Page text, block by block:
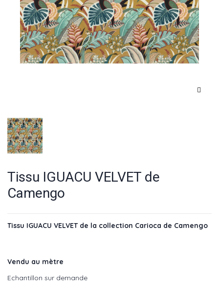
Tissu IGUACU VELVET de
Camengo
Tissu IGUACU VELVET de la collection Carioca de Camengo
Vendu au mètre
Echantillon sur demande